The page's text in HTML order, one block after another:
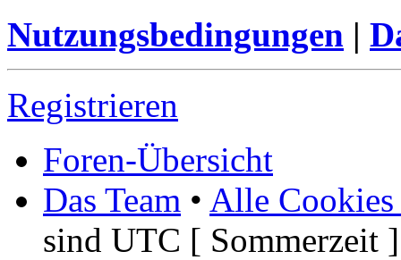
Nutzungsbedingungen |
Registrieren
Foren-Übersicht
Das Team • Alle Cookies
sind UTC [ Sommerzeit ]